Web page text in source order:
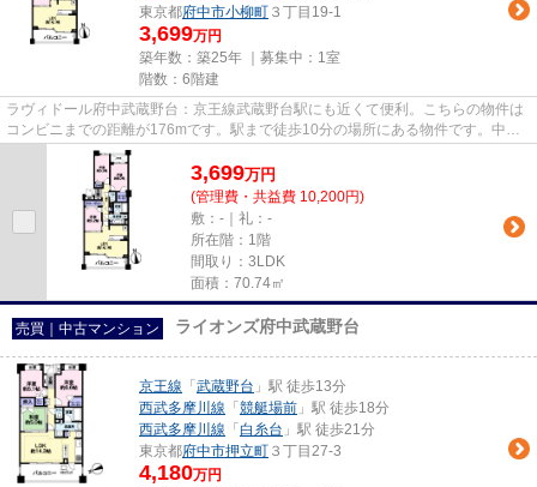
東京都府中市小柳町 ３丁目19-1
3,699万円
築年数：築25年 ｜募集中： 1室
階数：6階建
ラヴィドール府中武蔵野台：京王線武蔵野台駅にも近くて便利。こちらの物件は
コンビニまでの距離が176mです。駅まで徒歩10分の場所にある物件です。中古
マンションなら、物件の購入も...
3,699万円
(管理費・共益費 10,200円)
敷：-｜礼：-
所在階：1階
間取り：3LDK
面積：70.74㎡
売買｜中古マンション ライオンズ府中武蔵野台
京王線 「 武蔵野台 」駅 徒歩13分
西武多摩川線 「 競艇場前 」駅 徒歩18分
西武多摩川線 「 白糸台 」駅 徒歩21分
東京都府中市押立町 ３丁目27-3
4,180万円